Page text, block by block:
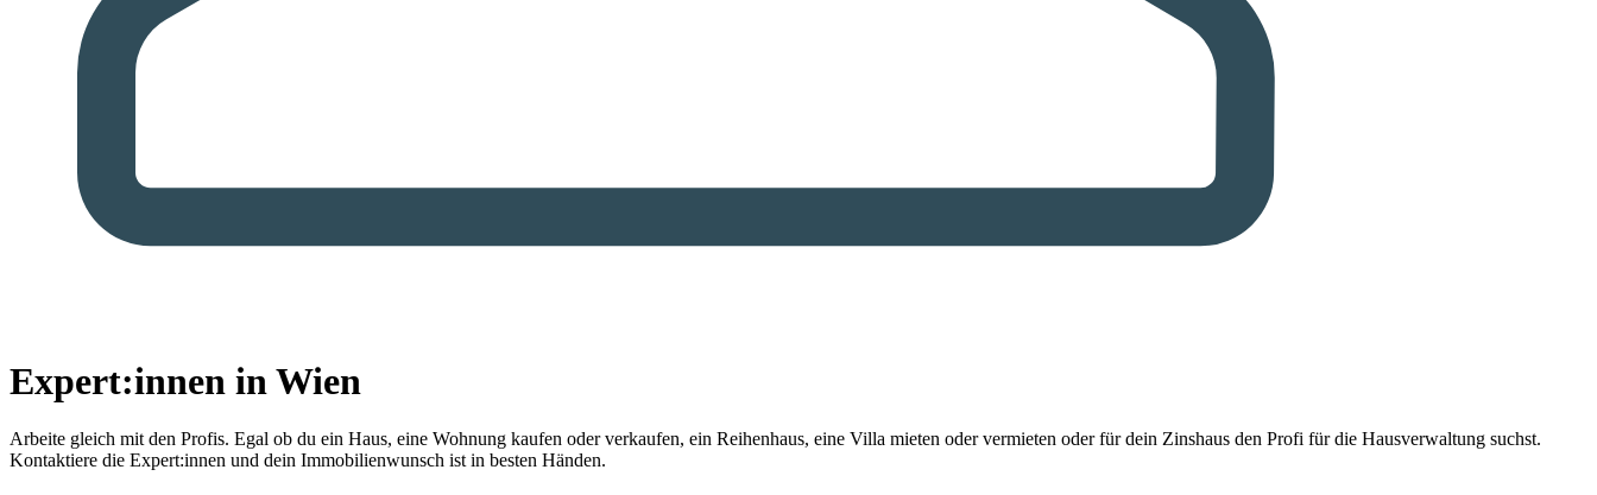
Expert:innen in Wien
Arbeite gleich mit den Profis. Egal ob du ein Haus, eine Wohnung kaufen oder verkaufen, ein Reihenhaus, eine Villa mieten oder vermieten oder für dein Zinshaus den Profi für die Hausverwaltung suchst.
Kontaktiere die Expert:innen und dein Immobilienwunsch ist in besten Händen.